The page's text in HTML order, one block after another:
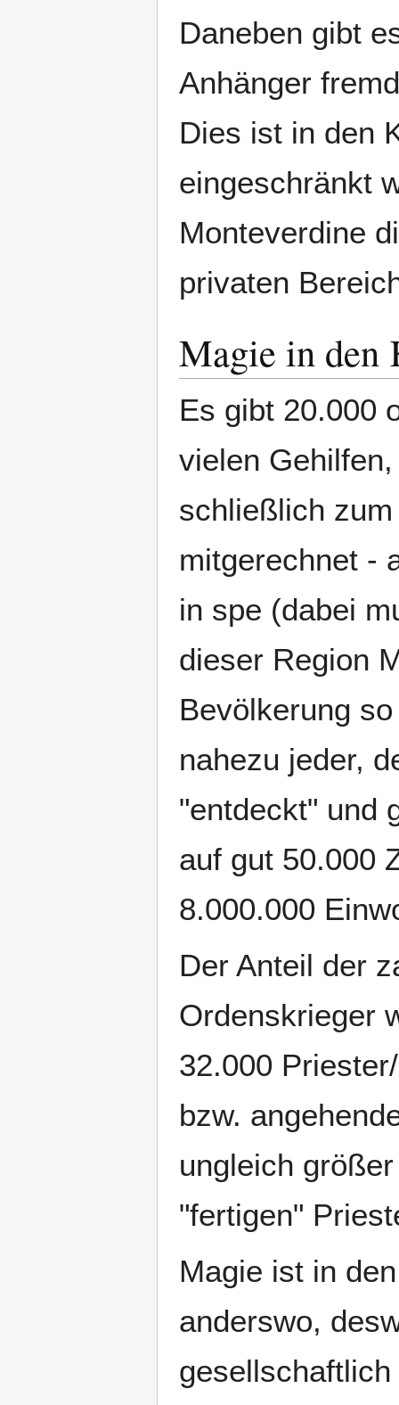
Daneben gibt
Anhänger
Dies ist in den
eingeschränkt
Monteverdine
privaten
Magie in den
Es gibt 20.000
vielen
schließlich
mitgerechnet -
in spe (dabei
dieser Region
Bevölkerung
nahezu jeder,
"entdeckt" und
auf gut 50.000
8.000.000
Der Anteil der
Ordenskrieger
32.000
bzw.
ungleich
"fertigen"
Magie ist in
anderswo,